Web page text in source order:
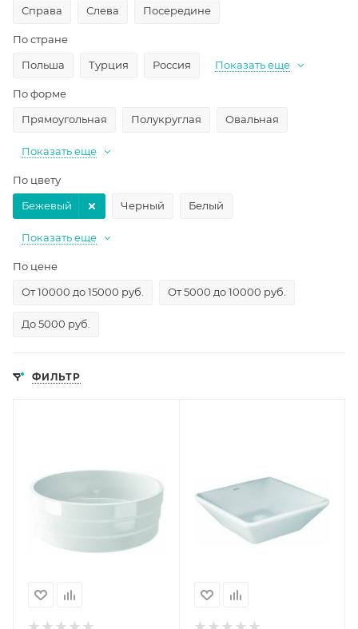
Справа
Слева Посередине
По стране
Польша
Турция Россия Показать еще
По форме
Прямоугольная
Полукруглая Овальная
Показать еще
По цвету
Бежевый
Черный Белый
Показать еще
По цене
От 10000 до 15000 руб.
От 5000 до 10000 руб.
До 5000 руб.
ФИЛЬТР